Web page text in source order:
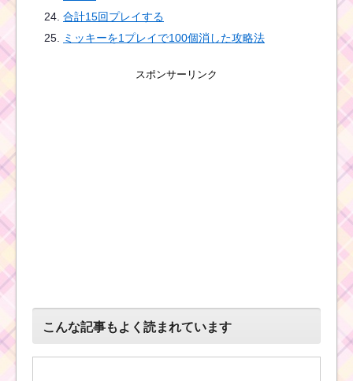
ツムツム10月ホーンテ
ント2階のミッション内
容と攻略
リーズで400万点を稼
合計15回プレイする
ミッキーを1プレイで100個消した攻略法
スポンサーリンク
こんな記事もよく読まれています